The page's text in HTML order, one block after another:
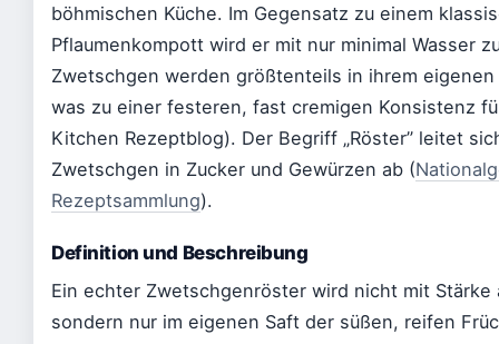
böhmischen Küche. Im Gegensatz zu einem
Pflaumenkompott wird er mit nur minimal Wasser
Zwetschgen werden größtenteils in ihrem
was zu einer festeren, fast cremigen Konsistenz
Kitchen Rezeptblog). Der Begriff „Röster” leitet
Zwetschgen in Zucker und Gewürzen ab (
Rezeptsammlung).
Definition und Beschreibung
Ein echter Zwetschgenröster wird nicht mit Stärke
sondern nur im eigenen Saft der süßen, reifen